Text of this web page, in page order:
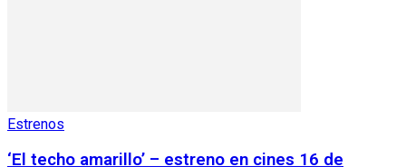
Estrenos
‘El techo amarillo’ – estreno en cines 16 de